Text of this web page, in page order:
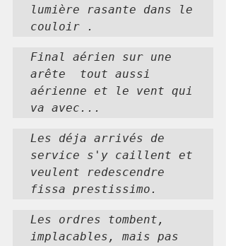
lumière rasante dans le
couloir .
Final aérien sur une
arête  tout aussi
aérienne et le vent qui
va avec...
Les déja arrivés de
service s'y caillent et
veulent redescendre
fissa prestissimo.
Les ordres tombent,
implacables, mais pas